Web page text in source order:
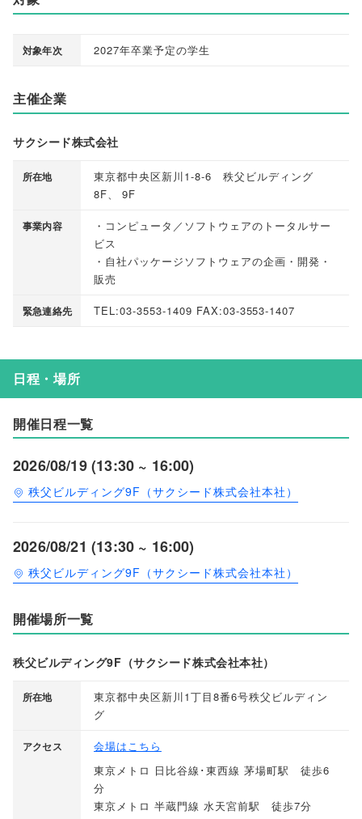
対象年次 2027年卒業予定の学生
主催企業
サクシード株式会社
所在地
東京都中央区新川1-8-6 秩父ビルディング
8F
9F
事業内容
・コンピュータ／ソフトウェアのトータルサー
ビス
・自社パッケージソフトウェアの企画・開発・
販売
緊急連絡先 TEL:03-3553-1409 FAX:03-3553-1407
日程・場所
開催日程一覧
2026/08/19 (13:30 ~ 16:00)
秩父ビルディング9F（サクシード株式会社本社）
2026/08/21 (13:30 ~ 16:00)
秩父ビルディング9F（サクシード株式会社本社）
開催場所一覧
秩父ビルディング9F（サクシード株式会社本社）
所在地
東京都中央区新川1丁目8番6号秩父ビルディン
グ
アクセス
会場はこちら
東京メトロ 日比谷線･東西線 茅場町駅 徒歩6
分
東京メトロ 半蔵門線 水天宮前駅 徒歩7分